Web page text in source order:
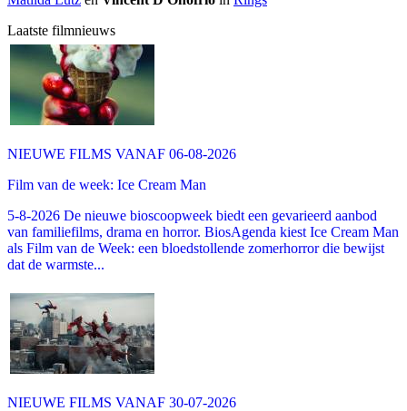
Laatste filmnieuws
NIEUWE FILMS VANAF 06-08-2026
Film van de week: Ice Cream Man
5-8-2026 De nieuwe bioscoopweek biedt een gevarieerd aanbod
van familiefilms, drama en horror. BiosAgenda kiest Ice Cream Man
als Film van de Week: een bloedstollende zomerhorror die bewijst
dat de warmste...
NIEUWE FILMS VANAF 30-07-2026